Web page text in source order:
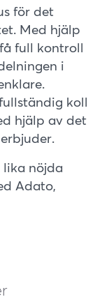
för det
Med hjälp
full kontroll
i
koll
hjälp av det
nöjda
Adato,